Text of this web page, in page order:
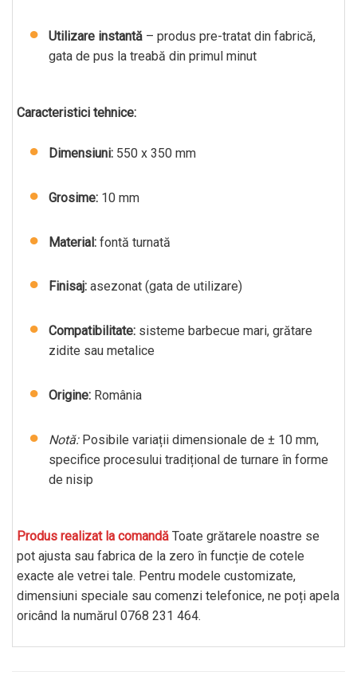
Utilizare instantă – produs pre-tratat din fabrică,
gata de pus la treabă din primul minut
Caracteristici tehnice:
Dimensiuni: 550 x 350 mm
Grosime: 10 mm
Material: fontă turnată
Finisaj: asezonat (gata de utilizare)
Compatibilitate: sisteme barbecue mari, grătare
zidite sau metalice
Origine: România
Notă:Posibile variații dimensionale de ± 10 mm,
specifice procesului tradițional de turnare în forme
de nisip
Produs realizat la comandă Toate grătarele noastre se
pot ajusta sau fabrica de la zero în funcție de cotele
exacte ale vetrei tale. Pentru modele customizate,
dimensiuni speciale sau comenzi telefonice, ne poți apela
oricând la numărul 0768 231 464.